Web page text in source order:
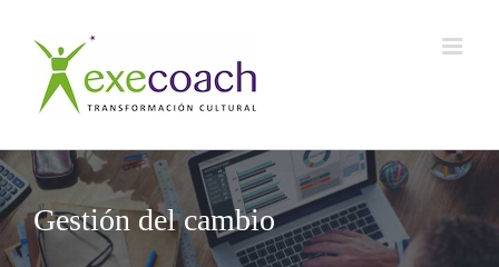
contenido
Gestión del cambio